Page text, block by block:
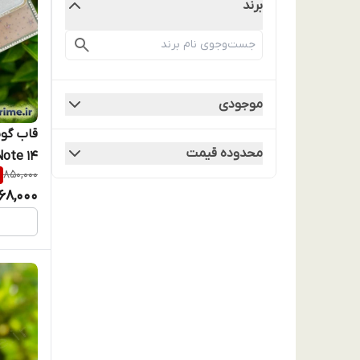
برند
موجودی
محدوده قیمت
850,000